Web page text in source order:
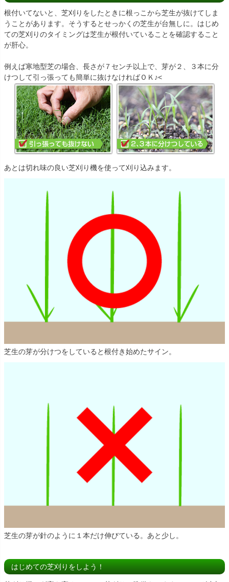
根付いてないと、芝刈りをしたときに根っこから芝生が抜けてしま
うことがあります。そうするとせっかくの芝生が台無しに。はじめ
ての芝刈りのタイミングは芝生が根付いていることを確認すること
が肝心。
例えば寒地型芝の場合、長さが７センチ以上で、芽が２、３本に分
けつして引っ張っても簡単に抜けなければＯＫ♪<
あとは切れ味の良い芝刈り機を使って刈り込みます。
芝生の芽が分けつをしていると根付き始めたサイン。
芝生の芽が針のように１本だけ伸びている。あと少し。
はじめての芝刈りをしよう！